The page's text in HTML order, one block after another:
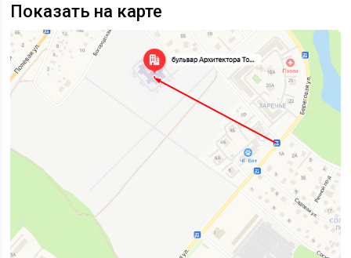
Показать на карте